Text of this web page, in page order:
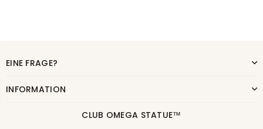
EINE FRAGE?
INFORMATION
CLUB OMEGA STATUE™